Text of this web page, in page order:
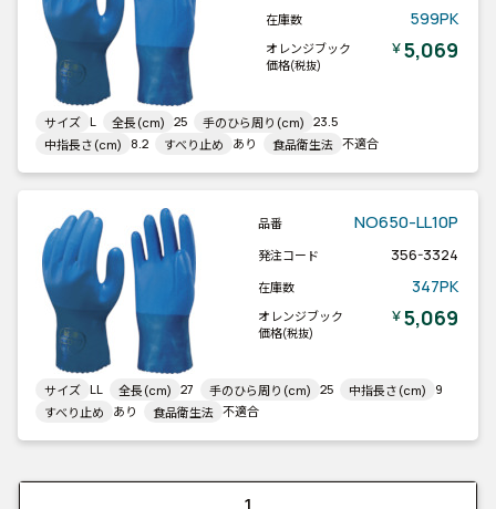
在庫数 599PK
オレンジブック
価格(税抜)
￥5,069
サイズ L 全長(cm) 25 手のひら周り(cm) 23.5
中指長さ(cm)
8.2 すべり止め あり 食品衛生法 不適合
品番 NO650-LL10P
発注コード 356-3324
在庫数 347PK
オレンジブック
価格(税抜)
￥5,069
サイズ LL 全長(cm) 27 手のひら周り(cm) 25 中指長さ(cm)
9
すべり止め
あり 食品衛生法 不適合